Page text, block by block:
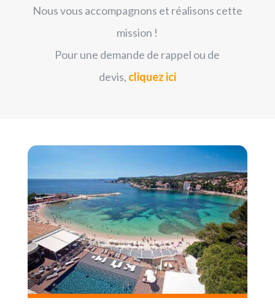
Nous vous accompagnons et réalisons cette
mission !
Pour une demande de rappel ou de
devis, cliquez ici